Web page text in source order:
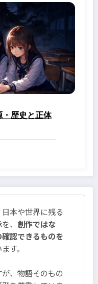
歴史と正体
本や世界に残る
、 創作ではな
認できるものを
す。
、物語そのもの